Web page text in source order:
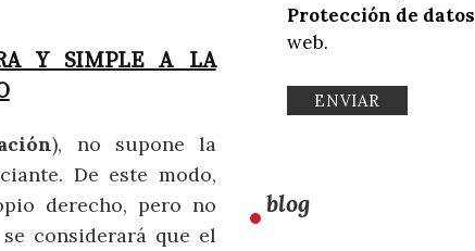
Y SIMPLE A LA
), no supone la
De este modo,
derecho, pero no
considerará que el
Protección de datos
web.
blog